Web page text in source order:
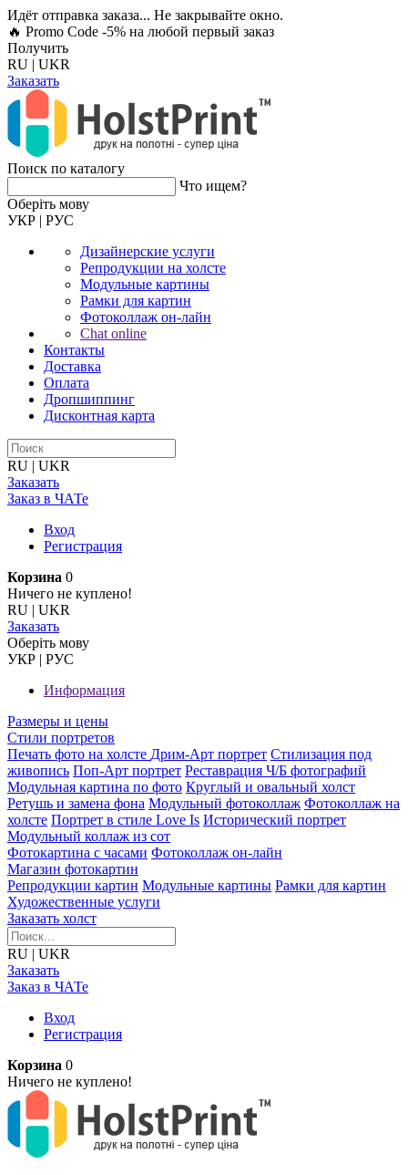
Идёт отправка заказа... Не закрывайте окно.
🔥 Promo Code -5% на любой первый заказ
Получить
RU | UKR
Заказать
Поиск по каталогу
Что ищем?
Оберiть мову
УКР | РУС
Дизайнерские услуги
Репродукции на холсте
Модульные картины
Рамки для картин
Фотоколлаж он-лайн
Chat online
Контакты
Доставка
Оплата
Дропшиппинг
Дисконтная карта
RU | UKR
Заказать
Заказ в ЧАТе
Вход
Регистрация
Корзина 0
Ничего не куплено!
RU | UKR
Заказать
Оберiть мову
УКР | РУС
Информация
Размеры и цены
Стили портретов
Печать фото на холсте Дрим-Арт портрет Стилизация под
живопись Поп-Арт портрет Реставрация Ч/Б фотографий
Модульная картина по фото Круглый и овальный холст
Ретушь и замена фона Модульный фотоколлаж Фотоколлаж на
холсте Портрет в стиле Love Is Исторический портрет
Модульный коллаж из сот
Фотокартина с часами Фотоколлаж он-лайн
Магазин фотокартин
Репродукции картин Модульные картины Рамки для картин
Художественные услуги
Заказать холст
RU | UKR
Заказать
Заказ в ЧАТе
Вход
Регистрация
Корзина 0
Ничего не куплено!